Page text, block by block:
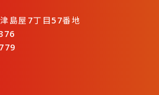
島屋7丁目57番地